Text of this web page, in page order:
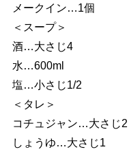
メークイン…1個
＜スープ＞
酒…大さじ4
水…600ml
塩…小さじ1/2
＜タレ＞
コチュジャン…大さじ2
しょうゆ…大さじ1